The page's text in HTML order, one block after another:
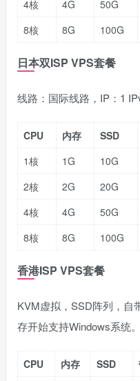
4核 4G 50G
8核
8G 100G
日本双ISP VPS套餐
线路：国际线路，IP：1
CPU 内存 SSD
1核
1G 10G
2核
2G 20G
4核
4G 50G
8核
8G 100G
香港ISP VPS套餐
KVM虚拟，SSD阵列，自
存开始支持Windows系统。
CPU 内存 SSD